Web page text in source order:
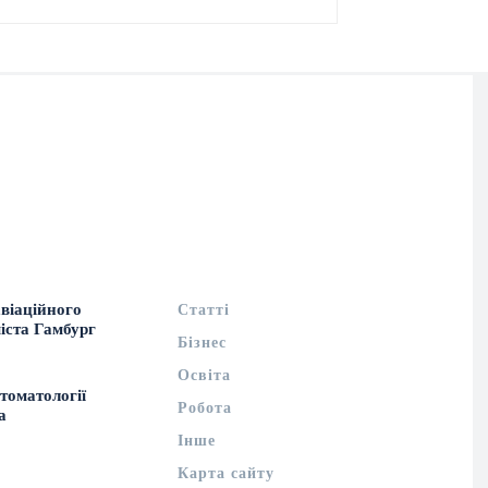
Гамбург
Статті
Бізнес
Освіта
Робота
Інше
Карта сайту